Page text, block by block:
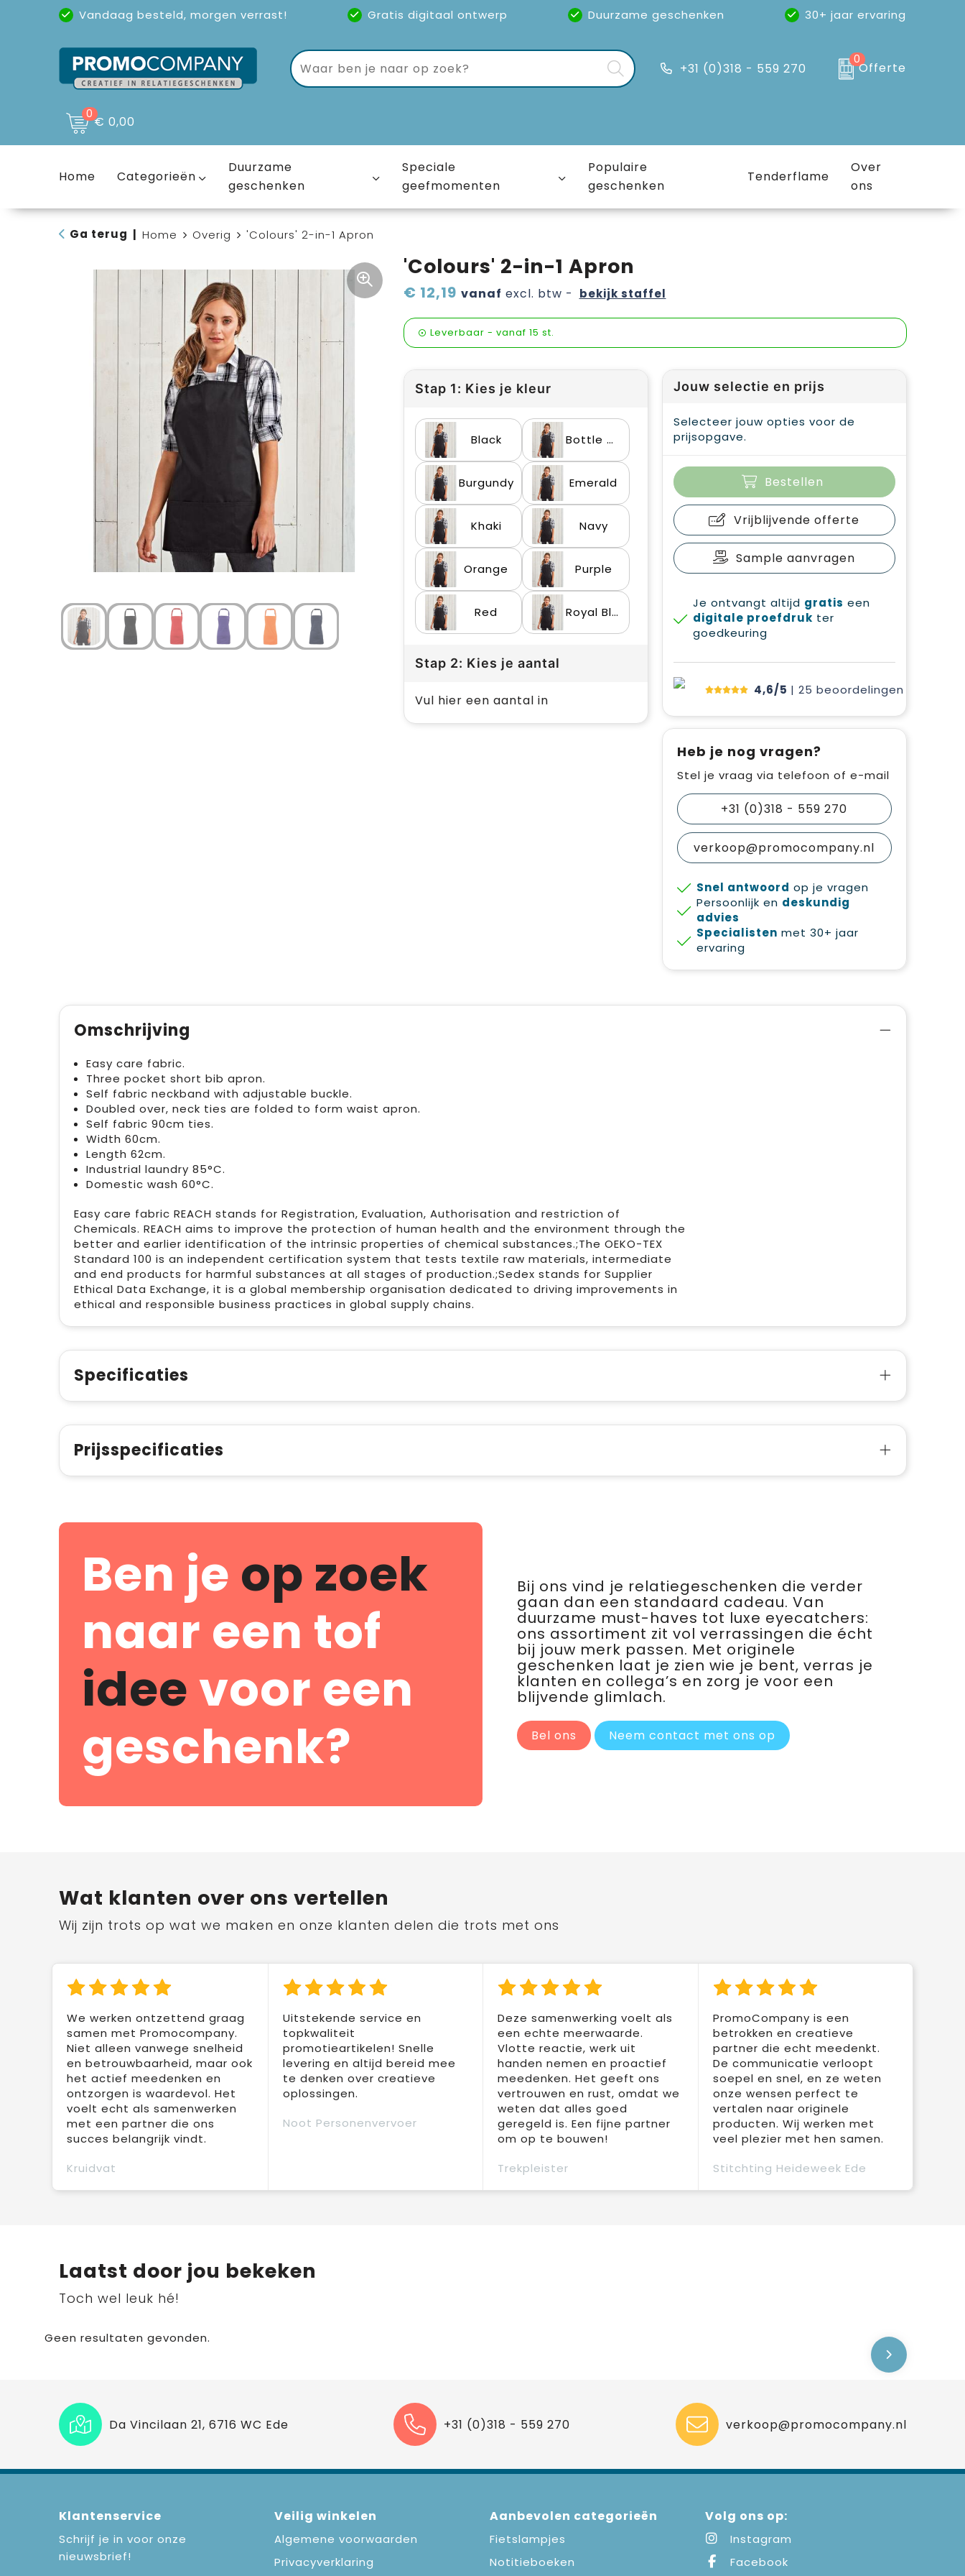
Vandaag besteld, morgen verrast! Gratis digitaal ontwerp Duurzame geschenken
30+ jaar ervaring
Uitstekende reviews(4,6/5)
+31 (0)318 - 559 270
0
Offerte
0€ 0,00
Home Categorieën
Duurzame
geschenken
Speciale
geefmomenten
Populaire
geschenken
Tenderflame
Over
ons
Ga terug Home Overig 'Colours' 2-in-1 Apron
'Colours' 2-in-1 Apron
€ 12,19 vanaf excl. btw - bekijk staffel
Leverbaar - vanaf 15 st.
Stap 1: Kies je kleur
Black Bottle Green
Burgundy Emerald
Khaki Navy
Orange Purple
Red Royal Blue
Stap 2: Kies je aantal
Vul hier een aantal in
Jouw selectie en prijs
Selecteer jouw opties voor de
prijsopgave.
Bestellen
Vrijblijvende offerte
Sample aanvragen
Je ontvangt altijd gratis een
digitale proefdruk ter
goedkeuring
4,6/5 | 25 beoordelingen
Heb je nog vragen?
Stel je vraag via telefoon of e-mail
+31 (0)318 - 559 270
verkoop@promocompany.nl
Snel antwoord op je vragen
Persoonlijk en deskundig
advies
Specialisten met 30+ jaar
ervaring
Omschrijving
Easy care fabric.
Three pocket short bib apron.
Self fabric neckband with adjustable buckle.
Doubled over, neck ties are folded to form waist apron.
Self fabric 90cm ties.
Width 60cm.
Length 62cm.
Industrial laundry 85°C.
Domestic wash 60°C.
Easy care fabric REACH stands for Registration, Evaluation, Authorisation and restriction of
Chemicals. REACH aims to improve the protection of human health and the environment through the
better and earlier identification of the intrinsic properties of chemical substances.;The OEKO-TEX
Standard 100 is an independent certification system that tests textile raw materials, intermediate
and end products for harmful substances at all stages of production.;Sedex stands for Supplier
Ethical Data Exchange, it is a global membership organisation dedicated to driving improvements in
ethical and responsible business practices in global supply chains.
Specificaties
Prijsspecificaties
Ben je op zoek
naar een tof
ideevoor een
geschenk?
Bij ons vind je relatiegeschenken die verder
gaan dan een standaard cadeau. Van
duurzame must-haves tot luxe eyecatchers:
ons assortiment zit vol verrassingen die écht
bij jouw merk passen. Met originele
geschenken laat je zien wie je bent, verras je
klanten en collega’s en zorg je voor een
blijvende glimlach.
Bel ons Neem contact met ons op
Wat klanten over ons vertellen
Wij zijn trots op wat we maken en onze klanten delen die trots met ons
We werken ontzettend graag
samen met Promocompany.
Niet alleen vanwege snelheid
en betrouwbaarheid, maar ook
het actief meedenken en
ontzorgen is waardevol. Het
voelt echt als samenwerken
met een partner die ons
succes belangrijk vindt.
Kruidvat
Uitstekende service en
topkwaliteit
promotieartikelen! Snelle
levering en altijd bereid mee
te denken over creatieve
oplossingen.
Noot Personenvervoer
Deze samenwerking voelt als
een echte meerwaarde.
Vlotte reactie, werk uit
handen nemen en proactief
meedenken. Het geeft ons
vertrouwen en rust, omdat we
weten dat alles goed
geregeld is. Een fijne partner
om op te bouwen!
Trekpleister
PromoCompany is een
betrokken en creatieve
partner die echt meedenkt.
De communicatie verloopt
soepel en snel, en ze weten
onze wensen perfect te
vertalen naar originele
producten. Wij werken met
veel plezier met hen samen.
Stitchting Heideweek Ede
Laatst door jou bekeken
Toch wel leuk hé!
Geen resultaten gevonden.
Da Vincilaan 21, 6716 WC Ede +31 (0)318 - 559 270 verkoop@promocompany.nl
Klantenservice
Schrijf je in voor onze
nieuwsbrief!
Veilig winkelen
Algemene voorwaarden
Privacyverklaring
Aanbevolen categorieën
Fietslampjes
Notitieboeken
Volg ons op:
Instagram
Facebook